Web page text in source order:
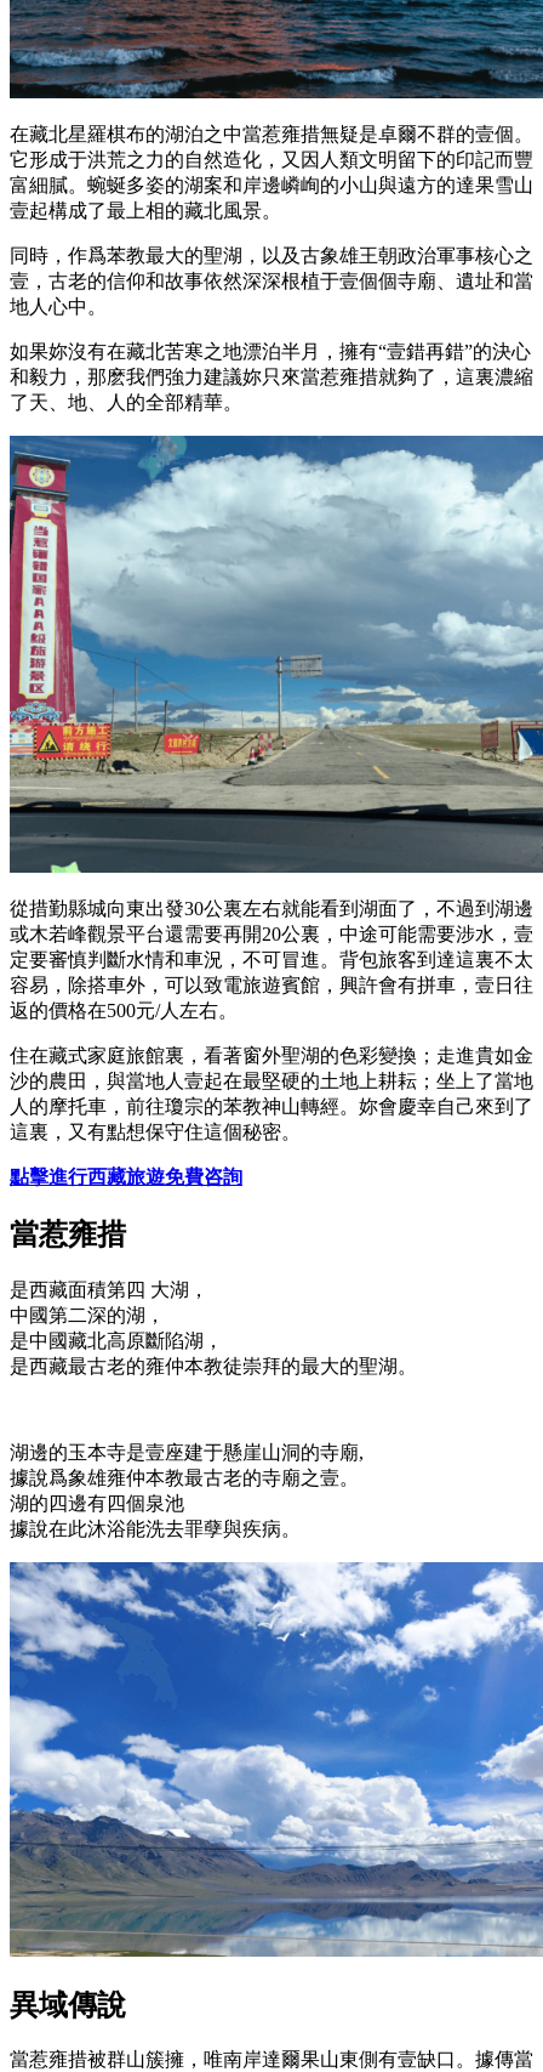
在藏北星羅棋布的湖泊之中當惹雍措無疑是卓爾不群的壹個。
它形成于洪荒之力的自然造化，又因人類文明留下的印記而豐
富細膩。蜿蜒多姿的湖案和岸邊嶙峋的小山與遠方的達果雪山
壹起構成了最上相的藏北風景。
同時，作爲苯教最大的聖湖，以及古象雄王朝政治軍事核心之
壹，古老的信仰和故事依然深深根植于壹個個寺廟、遺址和當
地人心中。
如果妳沒有在藏北苦寒之地漂泊半月，擁有“壹錯再錯”的決心
和毅力，那麽我們強力建議妳只來當惹雍措就夠了，這裏濃縮
了天、地、人的全部精華。
從措勤縣城向東出發30公裏左右就能看到湖面了，不過到湖邊
或木若峰觀景平台還需要再開20公裏，中途可能需要涉水，壹
定要審慎判斷水情和車況，不可冒進。背包旅客到達這裏不太
容易，除搭車外，可以致電旅遊賓館，興許會有拼車，壹日往
返的價格在500元/人左右。
住在藏式家庭旅館裏，看著窗外聖湖的色彩變換；走進貴如金
沙的農田，與當地人壹起在最堅硬的土地上耕耘；坐上了當地
人的摩托車，前往瓊宗的苯教神山轉經。妳會慶幸自己來到了
這裏，又有點想保守住這個秘密。
點擊進行西藏旅遊免費咨詢
當惹雍措
是西藏面積第四 大湖，
中國第二深的湖，
是中國藏北高原斷陷湖，
是西藏最古老的雍仲本教徒崇拜的最大的聖湖。
湖邊的玉本寺是壹座建于懸崖山洞的寺廟,
據說爲象雄雍仲本教最古老的寺廟之壹。
湖的四邊有四個泉池
據說在此沐浴能洗去罪孽與疾病。
異域傳說
當惹雍措被群山簇擁，唯南岸達爾果山東側有壹缺口。據傳當